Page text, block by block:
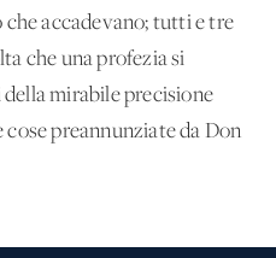
che accadevano; tutti e tre
che una profezia si
mirabile precisione
cose preannunziate da Don